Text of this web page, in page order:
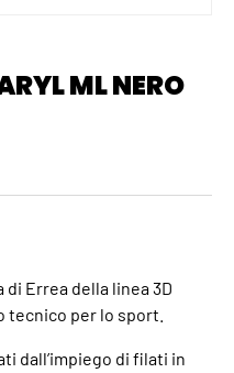
ML NERO
Errea della linea 3D
tecnico per lo sport.
dall’impiego di filati in